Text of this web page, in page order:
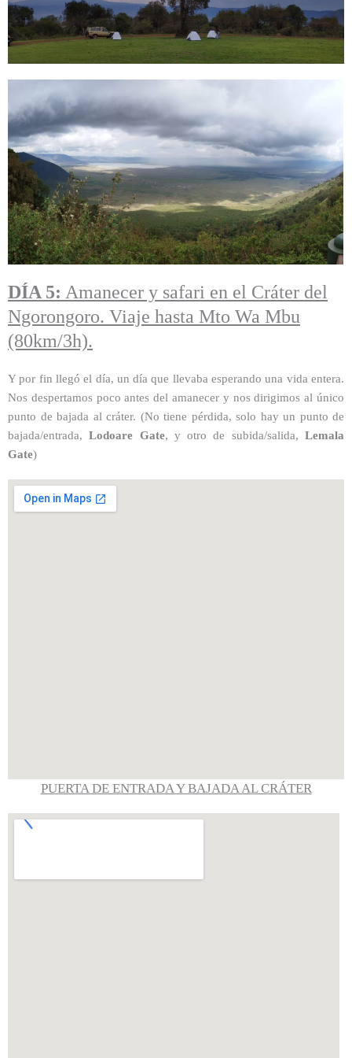
DÍA 5: Amanecer y safari en el Cráter del
Ngorongoro. Viaje hasta Mto Wa Mbu
(80km/3h).
Y por fin llegó el día, un día que llevaba esperando una vida entera.
Nos despertamos poco antes del amanecer y nos dirigimos al único
punto de bajada al cráter. (No tiene pérdida, solo hay un punto de
bajada/entrada, Lodoare Gate, y otro de subida/salida,Lemala
Gate)
PUERTA DE ENTRADA Y BAJADA AL CRÁTER